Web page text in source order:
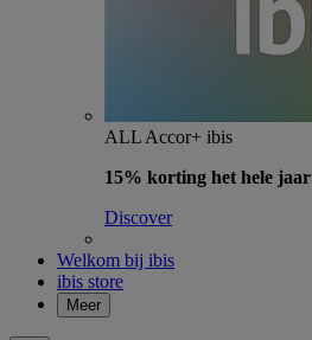
ALL Accor+ ibis
15% korting het hele jaar
Discover
Welkom bij ibis
ibis store
Meer